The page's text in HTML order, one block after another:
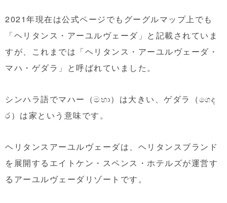
2021年現在は公式ページでもグーグルマップ上でも
「ヘリタンス・アーユルヴェーダ」と記載されていま
すが、これまでは「ヘリタンス・アーユルヴェーダ・
マハ・ゲダラ」と呼ばれていました。
シンハラ語でマハー（මහා）は大きい、ゲダラ（ගෙද
ර）は家という意味です。
ヘリタンスアーユルヴェーダは、ヘリタンスブランド
を展開するエイトケン・スペンス・ホテルズが運営す
るアーユルヴェーダリゾートです。